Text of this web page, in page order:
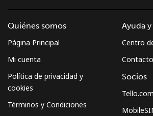
Quiénes somos
Página Principal
Mi cuenta
Política de privacidad y
cookies
Términos y Condiciones
Ayuda
Centro
Contacto
Socios
Tello.com